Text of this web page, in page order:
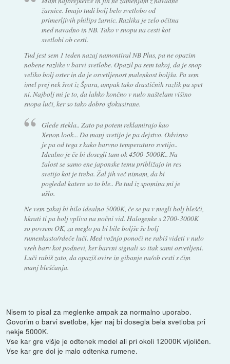
žarnice. Imajo tudi bolj belo svetlobo od
primerljivih philips žarnic. Razlika je zelo očitna
med navadno in NB. Tako v snopu na cesti kot
svetlobi ob cesti.
Tud jest sem 1 teden nazaj namontiral NB Plus, pa ne opazim
nobene razlike v barvi svetlobe. Opazil pa sem takoj, da je snop
veliko bolj oster in da je osvetljenost malenkost boljša. Pa sem
imel prej nek šrot iz Špara, ampak tako drastičnih razlik pa spet
ni. Najbolj mi je to, da lahko končno v nulo naštelam višino
snopa luči, ker so tako dobro sfokusirane.
Glede stekla.. Zato pa potem reklamirajo kao
Xenon look... Da manj svetijo je pa dejstvo. Odvisno
je pa od tega s kako barvno temperaturo svetijo..
Idealno je če bi dosegli tam ok 4500-5000K.. Na
žalost se samo ene japonske temu približajo in res
svetijo kot je treba. Žal jih več nimam, da bi
pogledal katere so to ble.. Pa tud iz spomina mi je
ušlo.
Ne vem zakaj bi bilo idealno 5000K, če se pa v megli bolj blešči,
hkrati ti pa bolj vpliva na nočni vid. Halogenke s 2700-3000K
so povsem OK, za meglo pa bi bile boljše še bolj
rumenkasto/rdeče luči. Med vožnjo ponoči ne rabiš videti v nulo
vseh barv kot podnevi, ker barvni signali so itak sami osvetljeni.
Luči rabiš zato, da opaziš ovire in gibanje na/ob cesti s čim
manj bleščanja.
Nisem to pisal za meglenke ampak za normalno uporabo.
Govorim o barvi svetlobe, kjer naj bi dosegla bela svetloba pri
nekje 5000K.
Vse kar gre višje je odtenek model ali pri okoli 12000K vijoličen.
Vse kar gre dol je malo odtenka rumene.